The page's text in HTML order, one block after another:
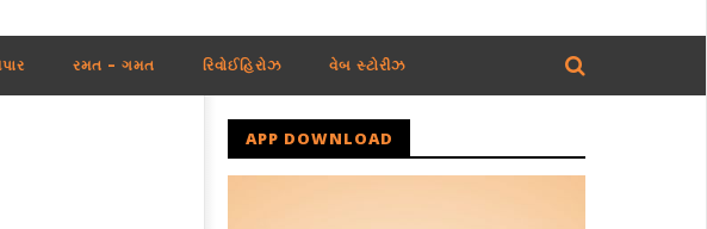
રમત – ગમત રિવોઈહિરોઝ વેબ સ્ટોરીઝ
APP DOWNLOAD